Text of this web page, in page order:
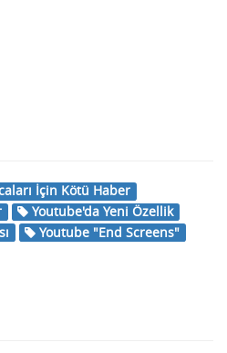
İçin Kötü Haber
Youtube'da Yeni Özellik
Youtube "End Screens"